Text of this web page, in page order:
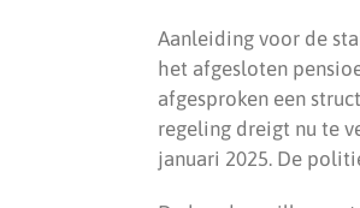
Aanleiding voor de
het afgesloten
afgesproken een
regeling dreigt nu te
januari 2025. De